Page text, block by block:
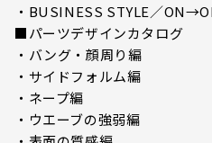
・BUSINESS STYLE／
■パーツデザインカタログ
・バング・顔周り編
・サイドフォルム編
・ネープ編
・ウエーブの強弱編